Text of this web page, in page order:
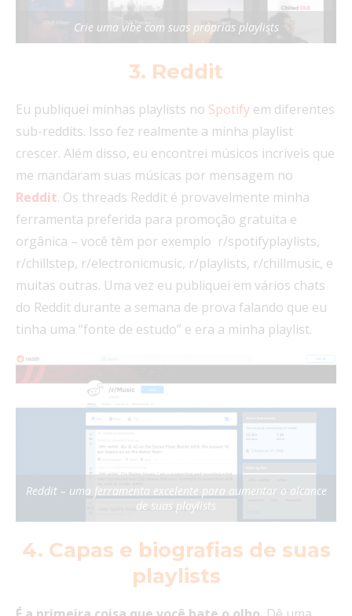
Crie uma vibe com suas próprias playlists
3. Reddit
Eu publiquei minhas playlists no Spotify em diferentes
sub-reddits. Isso fez realmente a minha playlist
crescer. Além disso, eu encontrei músicos incríveis que
me mandaram suas músicas por mensagem no
Reddit. Os threads Reddit é provavelmente minha
ferramenta preferida para promoção gratuita e
orgânica – você têm por exemplo r/spotifyplaylists,
r/chillstep, r/electronicmusic, r/playlists, r/chillmusic, e
muitas outras. Uma vez eu publiquei em vários chats
do Reddit durante a semana de prova falando que eu
tinha uma “fonte de estudo” e era a minha playlist.
Reddit – uma ferramenta excelente para aumentar o alcance
de suas playlists
4. Capas e biografias de suas
playlists